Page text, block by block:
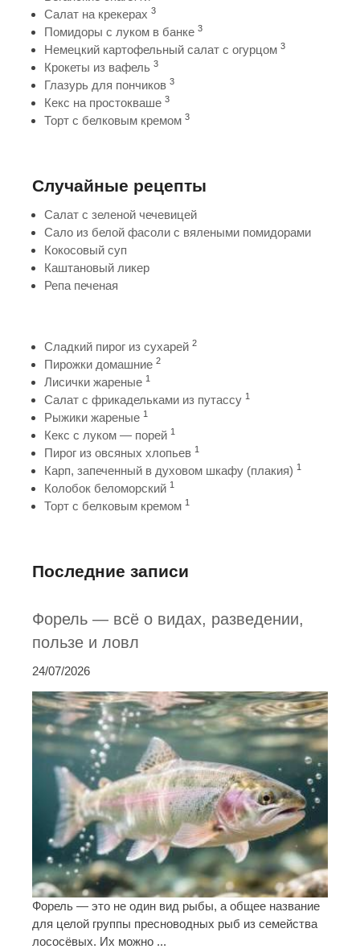
Салат на крекерах 3
Помидоры с луком в банке 3
Немецкий картофельный салат с огурцом 3
Крокеты из вафель 3
Глазурь для пончиков 3
Кекс на простокваше 3
Торт с белковым кремом 3
Случайные рецепты
Салат с зеленой чечевицей
Сало из белой фасоли с вялеными помидорами
Кокосовый суп
Каштановый ликер
Репа печеная
Сладкий пирог из сухарей 2
Пирожки домашние 2
Лисички жареные 1
Салат с фрикадельками из путассу 1
Рыжики жареные 1
Кекс с луком — порей 1
Пирог из овсяных хлопьев 1
Карп, запеченный в духовом шкафу (плакия) 1
Колобок беломорский 1
Торт с белковым кремом 1
Последние записи
Форель — всё о видах, разведении,
пользе и ловл
24/07/2026
Форель — это не один вид рыбы, а общее название
для целой группы пресноводных рыб из семейства
лососёвых. Их можно ...